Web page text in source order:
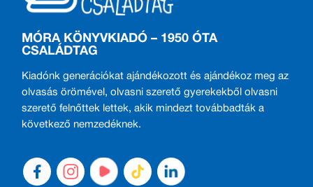
MÓRA KÖNYVKIADÓ – 1950 ÓTA
CSALÁDTAG
Kiadónk generációkat ajándékozott és ajándékoz meg az
olvasás örömével, olvasni szerető gyerekekből olvasni
szerető felnőttek lettek, akik mindezt továbbadták a
következő nemzedéknek.